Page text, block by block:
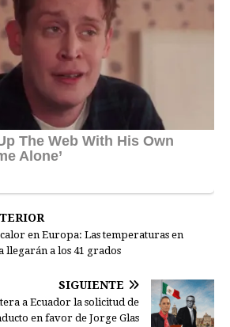
en Europa: Las temperaturas en
llegarán a los 41 grados
SIGUIENTE
a Ecuador la solicitud de
en favor de Jorge Glas